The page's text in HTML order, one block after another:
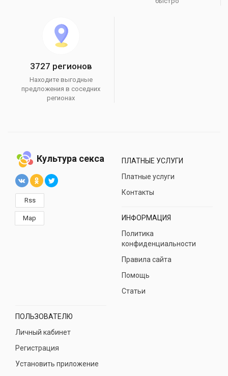
3727 регионов
Находите выгодные
предложения в соседних
регионах
Культура секса
Rss
Map
ПЛАТНЫЕ УСЛУГИ
Платные услуги
Контакты
ИНФОРМАЦИЯ
Политика
конфиденциальности
Правила сайта
Помощь
Статьи
ПОЛЬЗОВАТЕЛЮ
Личный кабинет
Регистрация
Установить приложение